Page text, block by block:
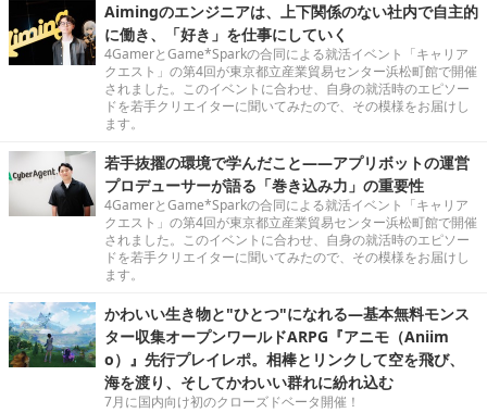
Aimingのエンジニアは、上下関係のない社内で自主的
に働き、「好き」を仕事にしていく
4GamerとGame*Sparkの合同による就活イベント「キャリア
クエスト」の第4回が東京都立産業貿易センター浜松町館で開催
されました。このイベントに合わせ、自身の就活時のエピソー
ドを若手クリエイターに聞いてみたので、その模様をお届けし
ます。
若手抜擢の環境で学んだこと――アプリボットの運営
プロデューサーが語る「巻き込み力」の重要性
4GamerとGame*Sparkの合同による就活イベント「キャリア
クエスト」の第4回が東京都立産業貿易センター浜松町館で開催
されました。このイベントに合わせ、自身の就活時のエピソー
ドを若手クリエイターに聞いてみたので、その模様をお届けし
ます。
かわいい生き物と"ひとつ"になれる―基本無料モンス
ター収集オープンワールドARPG『アニモ（Aniim
o）』先行プレイレポ。相棒とリンクして空を飛び、
海を渡り、そしてかわいい群れに紛れ込む
7月に国内向け初のクローズドベータ開催！